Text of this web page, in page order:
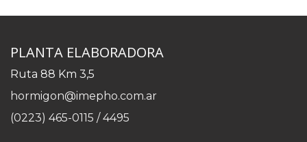
PLANTA ELABORADORA
Ruta 88 Km 3,5
hormigon@imepho.com.ar
(0223) 465-0115 / 4495